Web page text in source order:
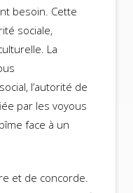
besoin. Cette
sociale,
La
l’autorité de
par les voyous
face à un
et de concorde.